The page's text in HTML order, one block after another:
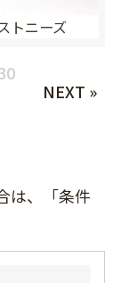
トニーズ
NEXT »
は、「条件